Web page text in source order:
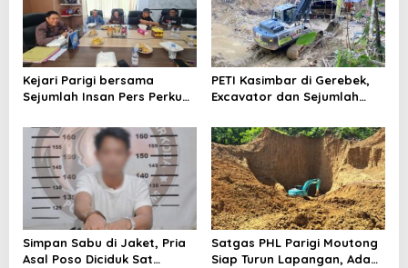
p
o
s
Kejari Parigi bersama
Sejumlah Insan Pers Perkuat
PETI Kasimbar di Gerebek,
Excavator dan Sejumlah
Polisi
Simpan Sabu di Jaket, Pria
Asal Poso Diciduk Sat
Satgas PHL Parigi Moutong
Siap Turun Lapangan, Ada